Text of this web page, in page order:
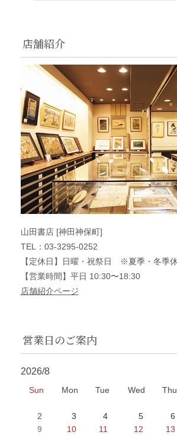
店舗紹介
山田書店 [神田神保町]
TEL：03-3295-0252
【定休日】日曜・祝祭日 ※夏季・冬季
【営業時間】平日 10:30〜18:30
店舗紹介ページ
営業日のご案内
2026/8
Sun Mon Tue Wed Thu
2
3 4 5 6
9
10 11 12 13